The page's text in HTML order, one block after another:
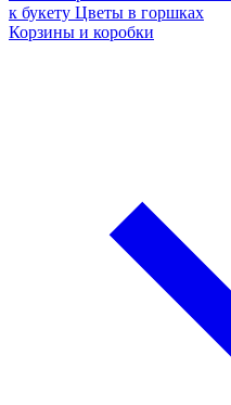
к букету Цветы в горшках
Корзины и коробки